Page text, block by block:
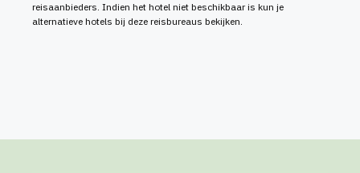
reisaanbieders. Indien het hotel niet beschikbaar is kun je
alternatieve hotels bij deze reisbureaus bekijken.